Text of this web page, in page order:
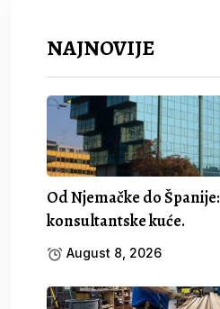
NAJNOVIJE
Od Njemačke do
konsultantske kuće.
August 8, 2026